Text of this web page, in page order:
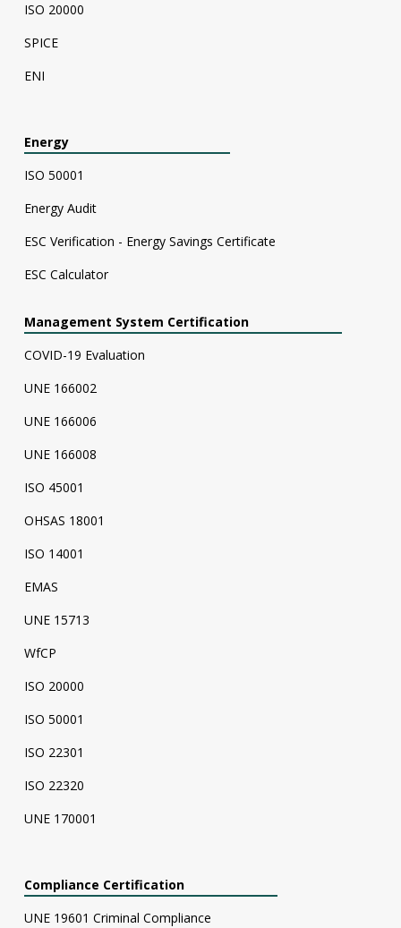
ISO 20000
SPICE
ENI
Energy
ISO 50001
Energy Audit
ESC Verification - Energy Savings Certificate
ESC Calculator
Management System Certification
COVID-19 Evaluation
UNE 166002
UNE 166006
UNE 166008
ISO 45001
OHSAS 18001
ISO 14001
EMAS
UNE 15713
WfCP
ISO 20000
ISO 50001
ISO 22301
ISO 22320
UNE 170001
Compliance Certification
UNE 19601 Criminal Compliance